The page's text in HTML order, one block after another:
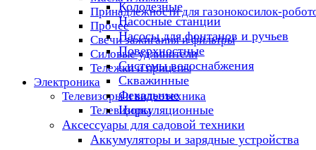
Принадлежности для газонокосилок-
Прочее
Свечи зажигания и фильтры
Силовые удлинители
Тележки и прицепы
Электроника
Телевизоры и видеотехника
Телевизоры
Колодезные
Насосные станции
Насосы для фонтанов и ручьев
Поверхностные
Системы водоснабжения
Скважинные
Фекальные
Циркуляционные
Аксессуары для садовой техники
Аккумуляторы и зарядные устройства